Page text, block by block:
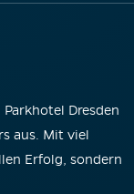
Dresden
aus. Mit viel
Erfolg, sondern